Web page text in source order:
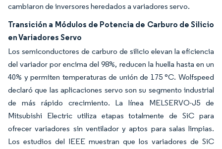
cambiaron de inversores heredados a variadores servo.
Transición a Módulos de Potencia de Carburo de Silicio
en Variadores Servo
Los semiconductores de carburo de silicio elevan la eficiencia
del variador por encima del 98%, reducen la huella hasta en un
40% y permiten temperaturas de unión de 175 °C. Wolfspeed
declaró que las aplicaciones servo son su segmento industrial
de más rápido crecimiento. La línea MELSERVO-J5 de
Mitsubishi Electric utiliza etapas totalmente de SiC para
ofrecer variadores sin ventilador y aptos para salas limpias.
Los estudios del IEEE muestran que los variadores de SiC